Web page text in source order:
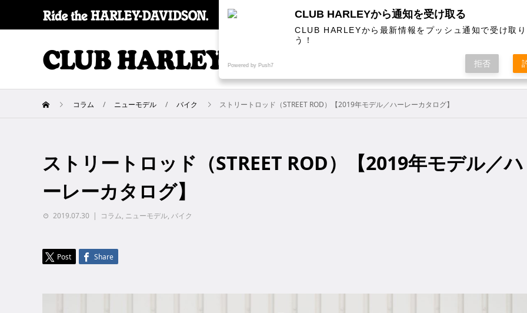
SPECIALCOLUMN
コラム ニューモデル バイク ストリートロッド（STREET ROD）【2019年モデル／ハーレーカタログ】
ストリートロッド（STREET ROD）【2019年モデル／ハ
ーレーカタログ】
2019.07.30 コラム, ニューモデル, バイク
Post Share
CLUB HARLEYから通知を受け取る
CLUB HARLEYから最新情報をプッシュ通知で受け取り
う！
Powered by Push7 拒否